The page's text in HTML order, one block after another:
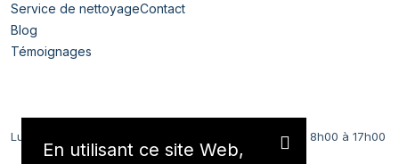
Service de nettoyage
Blog
Témoignages
Contact
Lundi au Vendredi 8h00 à 17h00
En utilisant ce site Web,